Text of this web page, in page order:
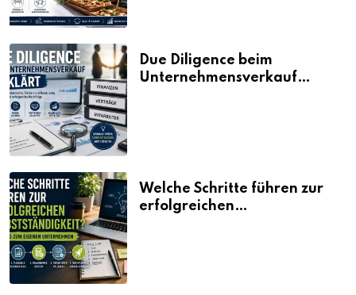
Due Diligence beim
Unternehmensverkauf
Welche Schritte führen zur
erfolgreichen